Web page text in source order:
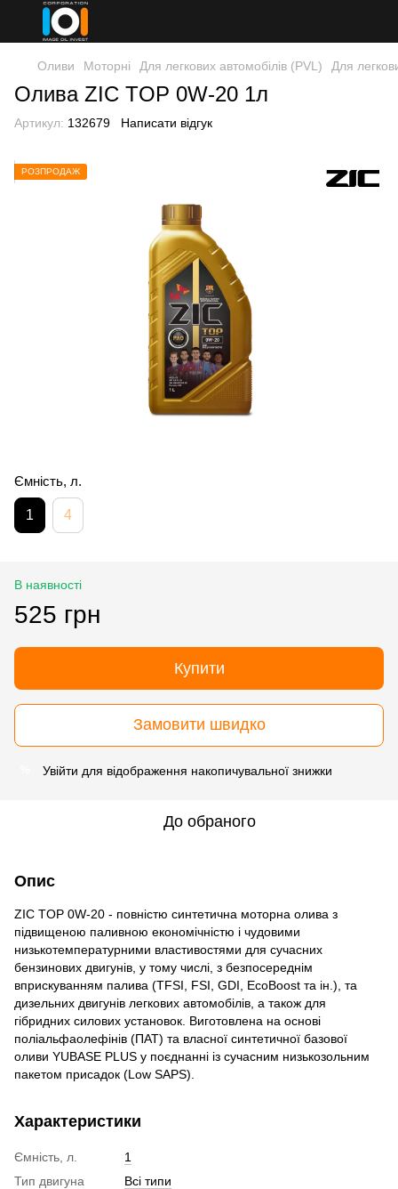
Оливи Моторні Для легкових автомобілів (PVL) Для
Олива ZIC TOP 0W-20 1л
Артикул: 132679 Написати відгук
РОЗПРОДАЖ
Ємність, л.
1 4
В наявності
525 грн
Купити
Замовити швидко
Увійти для відображення накопичувальної знижки
До обраного
Опис
ZIC TOP 0W-20 - повністю синтетична моторна олива з
підвищеною паливною економічністю і чудовими
низькотемпературними властивостями для сучасних
бензинових двигунів, у тому числі, з безпосереднім
вприскуванням палива (TFSI, FSI, GDI, EcoBoost та ін.), та
дизельних двигунів легкових автомобілів, а також для
гібридних силових установок. Виготовлена на основі
поліальфаолефінів (ПАТ) та власної синтетичної базової
оливи YUBASE PLUS у поєднанні із сучасним низькозольним
пакетом присадок (Low SAPS).
Характеристики
Ємність, л.
1
Тип двигуна
Всі типи